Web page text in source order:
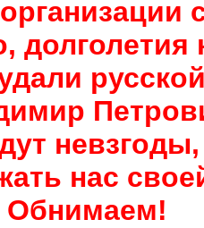
долголетия
нас
Обнимаем!